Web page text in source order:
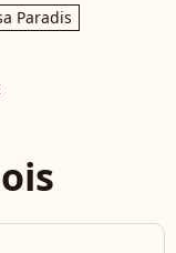
Paradis